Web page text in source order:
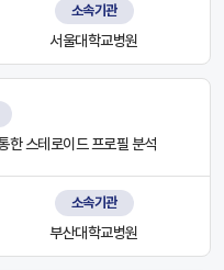
소속기관
서울대학교병원
한 스테로이드 프로필 분석
소속기관
부산대학교병원